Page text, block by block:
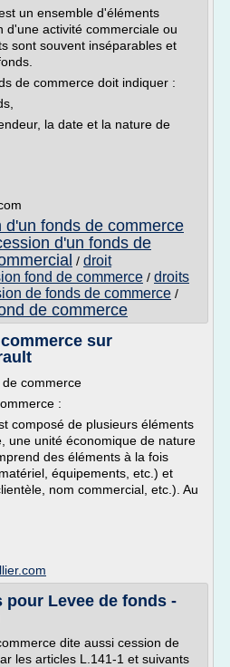
un ensemble d'éléments
d'une activité commerciale ou
sont souvent inséparables et
de commerce doit indiquer :
la date et la nature de
d'un fonds de commerce
d'un fonds de
/ droit
fond de commerce / droits
de fonds de commerce /
de commerce
sur
commerce
:
composé de plusieurs éléments
une unité économique de nature
des éléments à la fois
équipements, etc.) et
nom commercial, etc.). Au
pour Levee de fonds -
dite aussi cession de
les articles L.141-1 et suivants